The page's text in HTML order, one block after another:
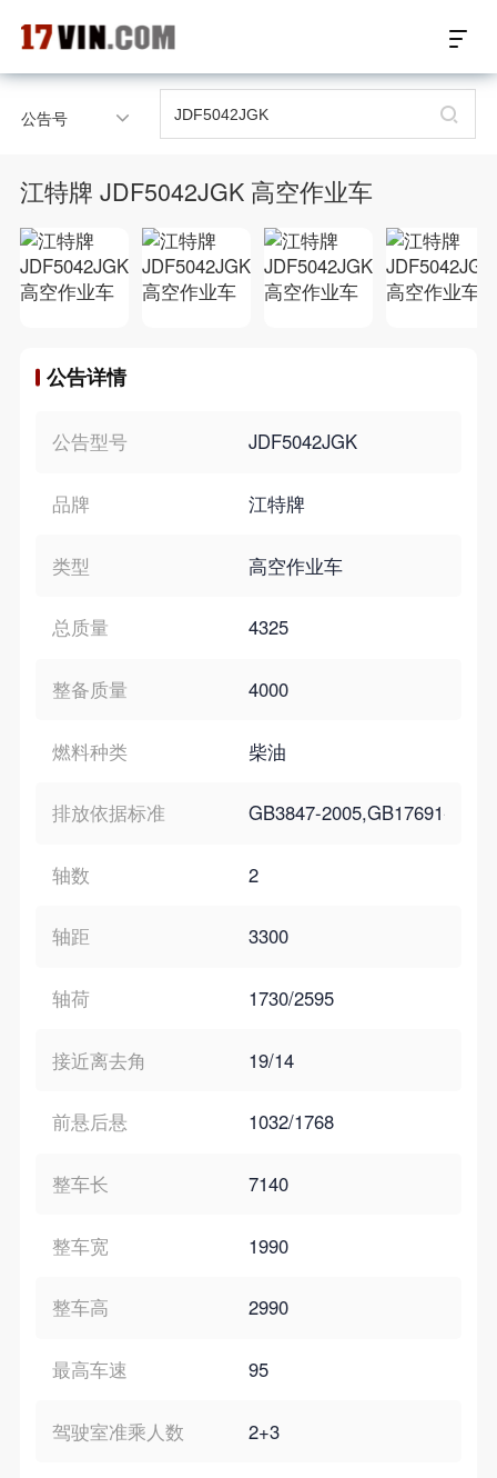
17VIN车架号查询首页
汽配产品车型适配
微信群智能客服
个性化私人定制
公告号
江特牌 JDF5042JGK 高空作业车
公告详情
公告型号 JDF5042JGK
品牌 江特牌
类型 高空作业车
总质量 4325
整备质量 4000
燃料种类 柴油
排放依据标准 GB3847-2005,GB17691-
轴数 2
轴距 3300
轴荷 1730/2595
接近离去角 19/14
前悬后悬 1032/1768
整车长 7140
整车宽 1990
整车高 2990
最高车速 95
驾驶室准乘人数 2+3